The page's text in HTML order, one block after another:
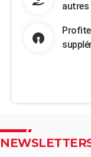
autres